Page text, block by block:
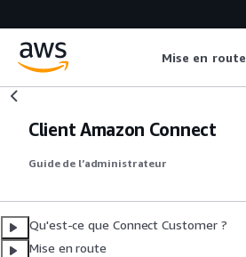
Mise en route
Client Amazon Connect
Guide de l’administrateur
Qu'est-ce que Connect Customer ?
Mise en route